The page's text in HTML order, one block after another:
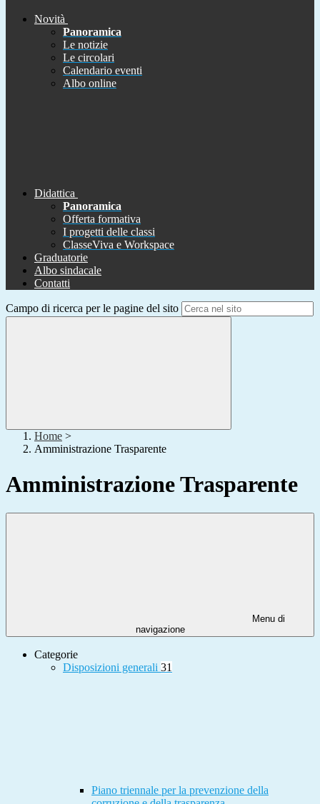
Novità
Panoramica
Le notizie
Le circolari
Calendario eventi
Albo online
Didattica
Panoramica
Offerta formativa
I progetti delle classi
ClasseViva e Workspace
Graduatorie
Albo sindacale
Contatti
Campo di ricerca per le pagine del sito
Home >
Amministrazione Trasparente
Amministrazione Trasparente
Menu di
navigazione
Categorie
Disposizioni generali 31
Piano triennale per la prevenzione della